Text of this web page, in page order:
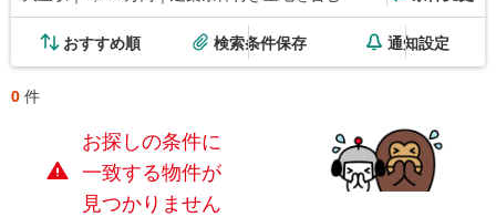
おすすめ順 検索条件保存 通知設定
0 件
お探しの条件に
一致する物件が
見つかりません